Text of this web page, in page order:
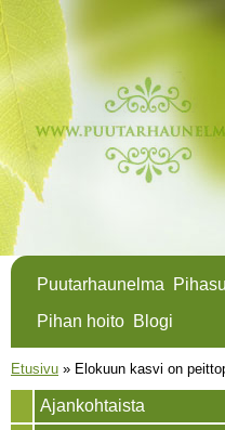
Puutarhaunelma
Pihan hoito Blogi
Olet täällä
Etusivu » Elokuun kasvi on
Ajankohtaista